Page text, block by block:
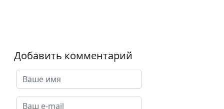
Добавить комментарий